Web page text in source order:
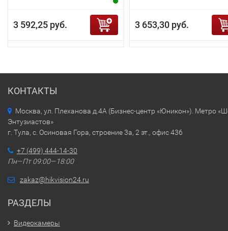
3 592,25 руб. 3 653,30 руб.
КОНТАКТЫ
Москва, ул. Плеханова д.4А (Бизнес-центр «Юникон»). Метро
Энтузиастов»
г. Тула, с. Осиновая Гора, строение 3а, 2 эт., офис 436
+7 (499) 444-14-30
Пн—Пт 09:00—18:00
zakaz@hikvision24.ru
РАЗДЕЛЫ
Видеокамеры